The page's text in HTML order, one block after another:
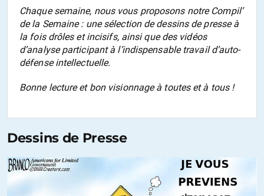
NOUS
CONTACTER
FAIRE UN
Chaque semaine, nous vous proposons notre Compil’
de la Semaine: une sélection de dessins de presse à
la fois drôles et incisifs, ainsi que des vidéos
d’analyse participant à l’indispensable travail d’auto-
défense intellectuelle.
Bonne lecture et bon visionnage à toutes et à tous !
Dessins de Presse